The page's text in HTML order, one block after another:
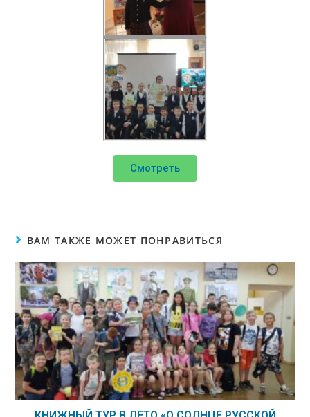
Смотреть
ВАМ ТАКЖЕ МОЖЕТ ПОНРАВИТЬСЯ